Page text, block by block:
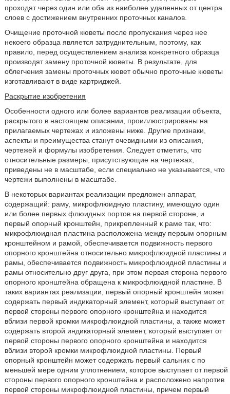
проходят через один или оба из наиболее удаленных от центра
слоев с достижением внутренних проточных каналов.
Очищение проточной кюветы после пропускания через нее
некоего образца является затруднительным, поэтому, как
правило, перед осуществлением анализа конкретного образца
производят замену проточной кюветы. В результате, для
облегчения замены проточных кювет обычно проточные кюветы
изготавливают в виде картриджей.
Раскрытие изобретения
Особенности одного или более вариантов реализации объекта,
раскрытого в настоящем описании, проиллюстрированы на
прилагаемых чертежах и изложены ниже. Другие признаки,
аспекты и преимущества станут очевидными из описания,
чертежей и формулы изобретения. Следует отметить, что
относительные размеры, присутствующие на чертежах,
приведены не в масштабе, если специально не указывается, что
чертежи выполнены в масштабе.
В некоторых вариантах реализации предложен аппарат,
содержащий: раму, микрофлюидную пластину, имеющую один
или более первых флюидных портов на первой стороне, и
первый опорный кронштейн, прикрепленный к раме так, что:
микрофлюидная пластина расположена между первым опорным
кронштейном и рамой, обеспечивается подвижность первого
опорного кронштейна относительно микрофлюидной пластины и
рамы, обеспечивается подвижность микрофлюидной пластины и
рамы относительно друг друга, при этом первая сторона первого
опорного кронштейна обращена к микрофлюидной пластине. В
таких вариантах реализации, первый опорный кронштейн может
содержать первый индикаторный элемент, который выступает от
первой стороны первого опорного кронштейна и находится
вблизи первой кромки микрофлюидной пластины, а также может
содержать второй индикаторный элемент, который выступает от
первой стороны первого опорного кронштейна и находится
вблизи второй кромки микрофлюидной пластины. Первый
опорный кронштейн может содержать первый сальник с по
меньшей мере одним уплотнением, которое выступает от первой
стороны первого опорного кронштейна и расположено напротив
первой стороны микрофлюидной пластины, причем первый